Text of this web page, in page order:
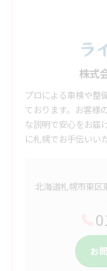
株式
プロによる車検や整
ております。お客様
な説明で安心をお届
に札幌でお手伝いい
北海道札幌市東区
お